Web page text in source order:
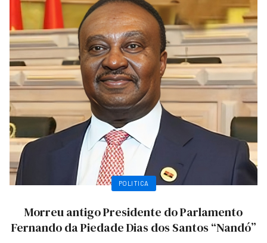
POLITICA
Morreu antigo Presidente do Parlamento
Fernando da Piedade Dias dos Santos “Nandó”